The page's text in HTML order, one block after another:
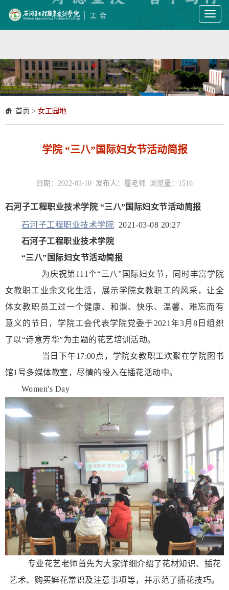
Toggle
首页 > 女工园地
学院 “三八”国际妇女节活动简报
日期：2022-03-10 发布人：瞿老师 浏览量： 1516
石河子工程职业技术学院 “三八”国际妇女节活动简报
石河子工程职业技术学院 2021-03-08 20:27
石河子工程职业技术学院
“三八”国际妇女节活动简报
为庆祝第111个“三八”国际妇女节，同时丰富学院
女教职工业余文化生活，展示学院女教职工的风采，让全
体女教职员工过一个健康、和谐、快乐、温馨、难忘而有
意义的节日，学院工会代表学院党委于2021年3月8日组织
了以“诗意芳华”为主题的花艺培训活动。
当日下午17:00点，学院女教职工欢聚在学院图书
馆1号多媒体教室，尽情的投入在插花活动中。
Women's Day
专业花艺老师首先为大家详细介绍了花材知识、插花
艺术、购买鲜花常识及注意事项等，并示范了插花技巧。